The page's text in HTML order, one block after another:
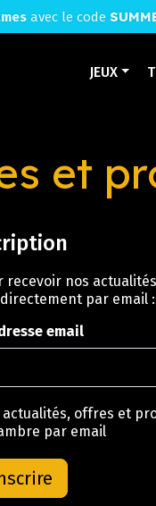
avec le code
JEUX
et
recevoir nos
par email :
email
offres et
par email